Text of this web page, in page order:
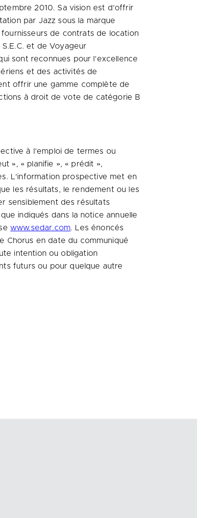
2010. Sa vision est d’offrir
par Jazz sous la marque
de contrats de location
et de Voyageur
sont reconnues pour l’excellence
et des activités de
offrir une gamme complète de
à droit de vote de catégorie B
à l’emploi de termes ou
», « planifie », « prédit »,
L’information prospective met en
les résultats, le rendement ou les
sensiblement des résultats
indiqués dans la notice annuelle
www.sedar.com. Les énoncés
Chorus en date du communiqué
intention ou obligation
futurs ou pour quelque autre